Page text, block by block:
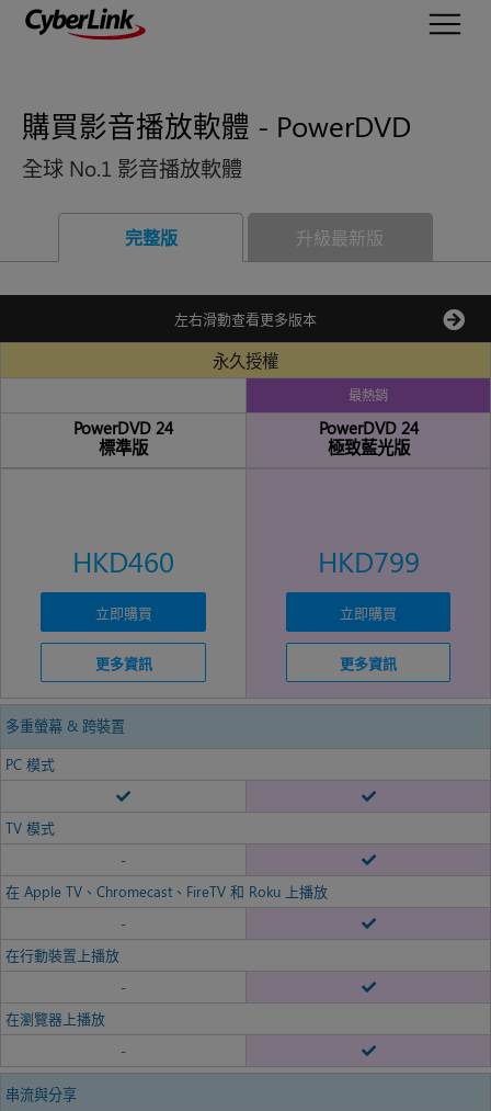
購買影音播放軟體 - PowerDVD
全球 No.1 影音播放軟體
完整版 升級最新版
左右滑動查看更多版本
永久授權
最熱銷
PowerDVD 24
標準版
PowerDVD 24
極致藍光版
HKD460
立即購買
更多資訊
HKD799
立即購買
更多資訊
多重螢幕 & 跨裝置
PC 模式
TV 模式
-
在 Apple TV、Chromecast、FireTV 和 Roku 上播放
-
在行動裝置上播放
-
在瀏覽器上播放
-
串流與分享